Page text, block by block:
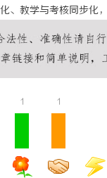
、教学与考核同步化
1 1